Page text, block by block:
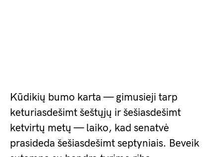
Kūdikių bumo karta — gimusieji tarp
keturiasdešimt šeštųjų ir šešiasdešimt
ketvirtų metų — laiko, kad senatvė
prasideda šešiasdešimt septyniais. Beveik